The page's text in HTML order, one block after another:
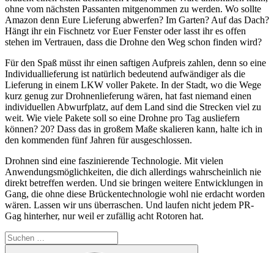
ohne vom nächsten Passanten mitgenommen zu werden. Wo sollte
Amazon denn Eure Lieferung abwerfen? Im Garten? Auf das Dach?
Hängt ihr ein Fischnetz vor Euer Fenster oder lasst ihr es offen
stehen im Vertrauen, dass die Drohne den Weg schon finden wird?
Für den Spaß müsst ihr einen saftigen Aufpreis zahlen, denn so eine
Individuallieferung ist natürlich bedeutend aufwändiger als die
Lieferung in einem LKW voller Pakete. In der Stadt, wo die Wege
kurz genug zur Drohnenlieferung wären, hat fast niemand einen
individuellen Abwurfplatz, auf dem Land sind die Strecken viel zu
weit. Wie viele Pakete soll so eine Drohne pro Tag ausliefern
können? 20? Dass das in großem Maße skalieren kann, halte ich in
den kommenden fünf Jahren für ausgeschlossen.
Drohnen sind eine faszinierende Technologie. Mit vielen
Anwendungsmöglichkeiten, die dich allerdings wahrscheinlich nie
direkt betreffen werden. Und sie bringen weitere Entwicklungen in
Gang, die ohne diese Brückentechnologie wohl nie erdacht worden
wären. Lassen wir uns überraschen. Und laufen nicht jedem PR-
Gag hinterher, nur weil er zufällig acht Rotoren hat.
Suchen
nach: